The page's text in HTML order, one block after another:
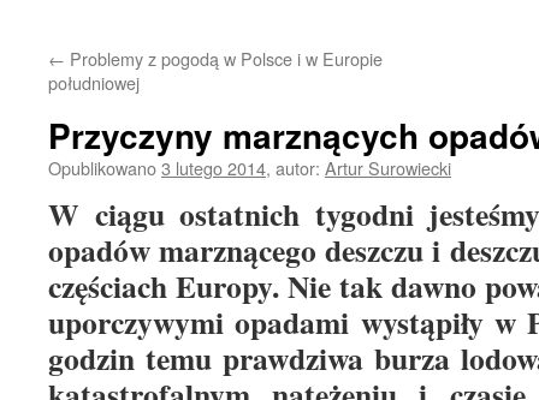
← Problemy z pogodą w Polsce i w Europie
południowej
Przyczyny marznących
Opublikowano3 lutego 2014, autor: Artur Surowiecki
W ciągu ostatnich tygodni
opadów marznącego deszczu i
częściach Europy. Nie tak dawno
uporczywymi opadami wystąpiły w
godzin temu prawdziwa burza